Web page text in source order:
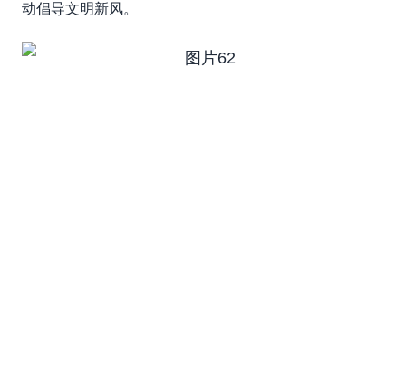
动倡导文明新风。